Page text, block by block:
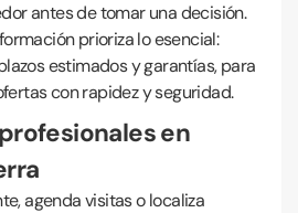
antes de tomar una decisión.
prioriza lo esencial:
estimados y garantías, para
con rapidez y seguridad.
en
agenda visitas o localiza